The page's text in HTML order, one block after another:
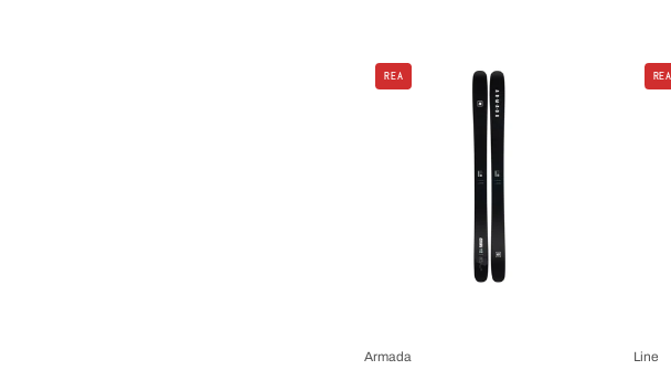
ARV
112
25/26_1
REA
Armada
REA
Line